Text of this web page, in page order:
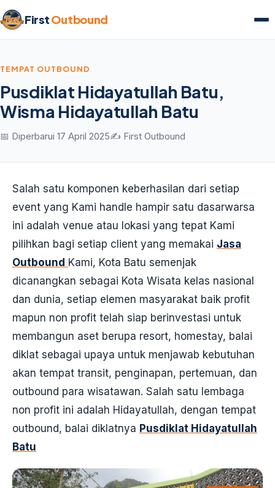
FirstOutbound
TEMPAT OUTBOUND
Pusdiklat Hidayatullah Batu,
Wisma Hidayatullah Batu
📅 Diperbarui 17 April 2025✍️ First Outbound
Salah satu komponen keberhasilan dari setiap
event yang Kami handle hampir satu dasarwarsa
ini adalah venue atau lokasi yang tepat Kami
pilihkan bagi setiap client yang memakai Jasa
Outbound Kami, Kota Batu semenjak
dicanangkan sebagai Kota Wisata kelas nasional
dan dunia, setiap elemen masyarakat baik profit
mapun non profit telah siap berinvestasi untuk
membangun aset berupa resort, homestay, balai
diklat sebagai upaya untuk menjawab kebutuhan
akan tempat transit, penginapan, pertemuan, dan
outbound para wisatawan. Salah satu lembaga
non profit ini adalah Hidayatullah, dengan tempat
outbound, balai diklatnya Pusdiklat Hidayatullah
Batu